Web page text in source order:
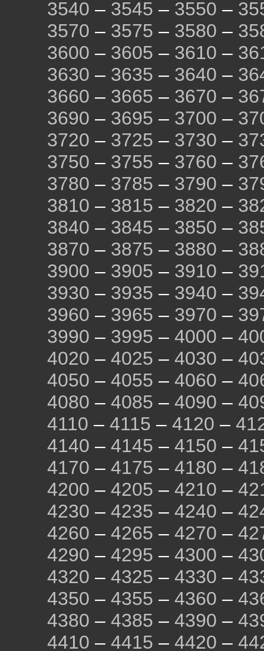
3540 – 3545 – 3550 –
3570 – 3575 – 3580 –
3600 – 3605 – 3610 –
3630 – 3635 – 3640 –
3660 – 3665 – 3670 –
3690 – 3695 – 3700 –
3720 – 3725 – 3730 –
3750 – 3755 – 3760 –
3780 – 3785 – 3790 –
3810 – 3815 – 3820 –
3840 – 3845 – 3850 –
3870 – 3875 – 3880 –
3900 – 3905 – 3910 –
3930 – 3935 – 3940 –
3960 – 3965 – 3970 –
3990 – 3995 – 4000 –
4020 – 4025 – 4030 –
4050 – 4055 – 4060 –
4080 – 4085 – 4090 –
4110 – 4115 – 4120 –
4140 – 4145 – 4150 –
4170 – 4175 – 4180 –
4200 – 4205 – 4210 –
4230 – 4235 – 4240 –
4260 – 4265 – 4270 –
4290 – 4295 – 4300 –
4320 – 4325 – 4330 –
4350 – 4355 – 4360 –
4380 – 4385 – 4390 –
4410 – 4415 – 4420 –